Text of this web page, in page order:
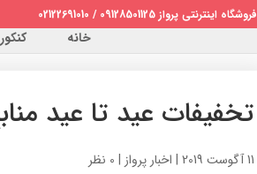
فروشگاه اینترنتی پرواز 09128501125 / 02122691010
خانه کنکور
تخفیفات عید تا عید
11 آگوست 2019 | اخبار پرواز | 0 نظر